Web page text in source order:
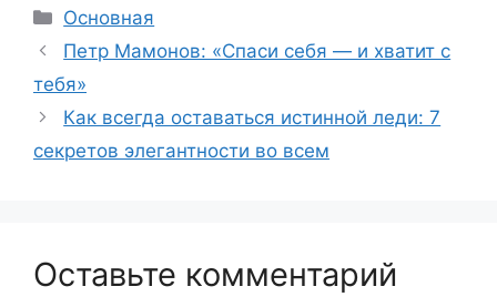
Рубрики
Основная
Петр Мамонов: «Спаси себя — и хватит с
тебя»
Как всегда оставаться истинной леди: 7
секретов элегантности во всем
Оставьте комментарий